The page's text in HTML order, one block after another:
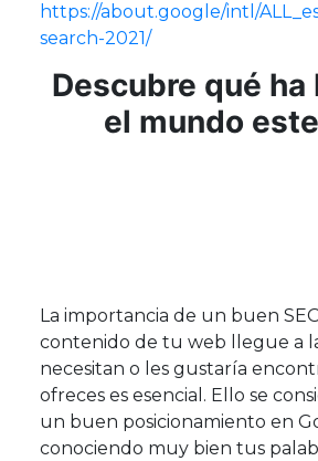
https://about.google/intl/
search-2021/
Descubre qué ha
el mundo
La importancia de un buen
contenido de tu web llegue a
necesitan o les gustaría
ofreces es esencial. Ello se
un buen posicionamiento en
conociendo muy bien tus